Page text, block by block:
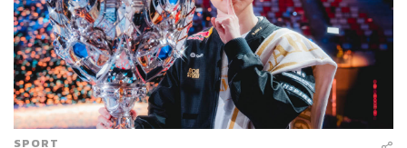
SPORT